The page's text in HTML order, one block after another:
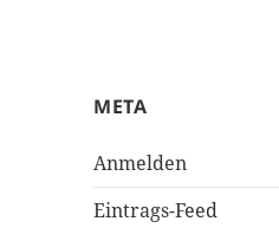
META
Anmelden
Eintrags-Feed